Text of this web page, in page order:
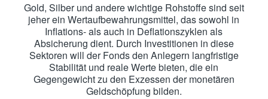
Gold, Silber und andere wichtige Rohstoffe sind seit
jeher ein Wertaufbewahrungsmittel, das sowohl in
Inflations- als auch in Deflationszyklen als
Absicherung dient. Durch Investitionen in diese
Sektoren will der Fonds den Anlegern langfristige
Stabilität und reale Werte bieten, die ein
Gegengewicht zu den Exzessen der monetären
Geldschöpfung bilden.